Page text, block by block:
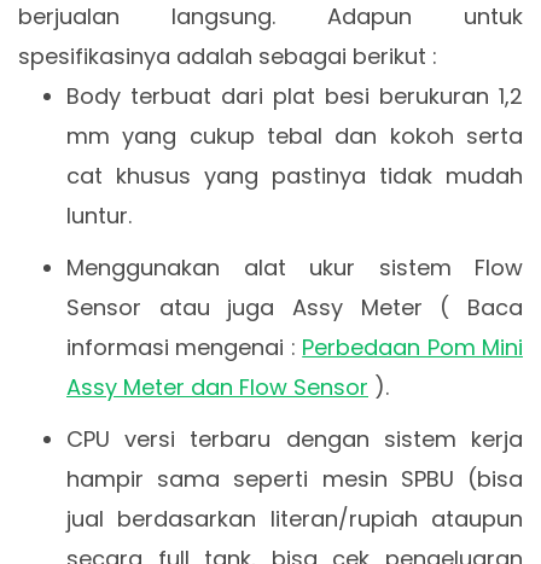
berjualan langsung. Adapun untuk
spesifikasinya adalah sebagai berikut :
Body terbuat dari plat besi berukuran 1,2
mm yang cukup tebal dan kokoh serta
cat khusus yang pastinya tidak mudah
luntur.
Menggunakan alat ukur sistem Flow
Sensor atau juga Assy Meter ( Baca
informasi mengenai : Perbedaan Pom Mini
Assy Meter dan Flow Sensor ).
CPU versi terbaru dengan sistem kerja
hampir sama seperti mesin SPBU (bisa
jual berdasarkan literan/rupiah ataupun